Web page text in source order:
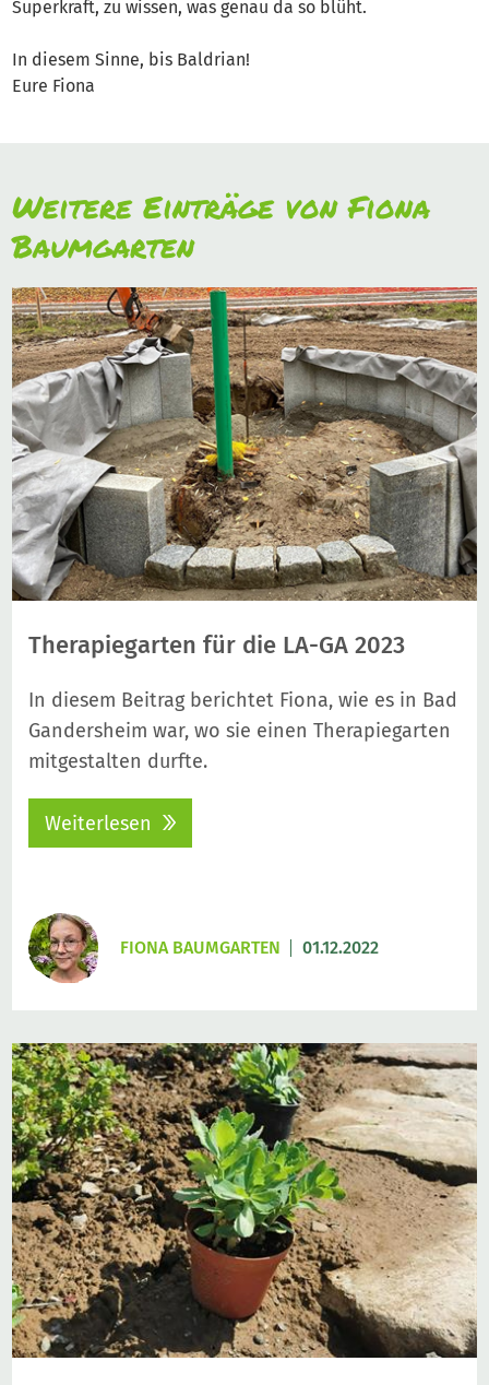
Superkraft, zu wissen, was genau da so blüht.
In diesem Sinne, bis Baldrian!
Eure Fiona
Weitere Einträge von Fiona
Baumgarten
Therapiegarten für die LA-GA 2023
In diesem Beitrag berichtet Fiona, wie es in Bad
Gandersheim war, wo sie einen Therapiegarten
mitgestalten durfte.
Weiterlesen
FIONA BAUMGARTEN 01.12.2022